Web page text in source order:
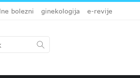
bolezni ginekologija e-revije